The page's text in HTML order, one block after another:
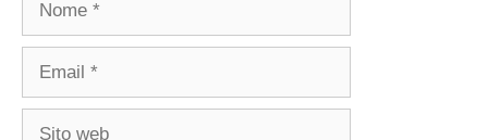
Email
Sito